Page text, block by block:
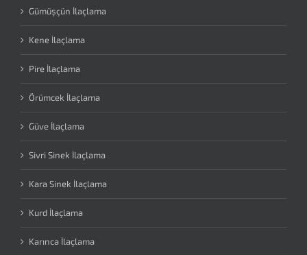
Gümüşçün İlaçlama
Kene İlaçlama
Pire İlaçlama
Örümcek İlaçlama
Güve İlaçlama
Sivri Sinek İlaçlama
Kara Sinek İlaçlama
Kurd İlaçlama
Karınca İlaçlama